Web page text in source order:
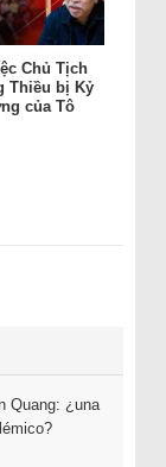
Chủ Tịch
Thiều bị Kỷ
của Tô
Quang: ¿una